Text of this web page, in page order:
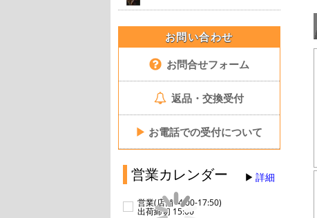
お問い合わせ
お問合せフォーム
返品・交換受付
▶ お電話での受付について
営業カレンダー 詳細
営業(店舗14:00-17:50)
出荷締切 15:00